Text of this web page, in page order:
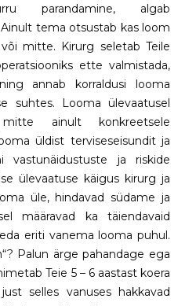
parandamine, algab
tema otsustab kas loom
mitte. Kirurg seletab Teile
ette valmistada,
annab korraldusi looma
suhtes. Looma ülevaatusel
ainult konkreetsele
üldist terviseseisundit ja
vastunäidustuste ja riskide
ülevaatuse käigus kirurg ja
üle, hindavad südame ja
määravad ka täiendavaid
eriti vanema looma puhul.
Palun ärge pahandage ega
Teie 5 – 6 aastast koera
selles vanuses hakkavad